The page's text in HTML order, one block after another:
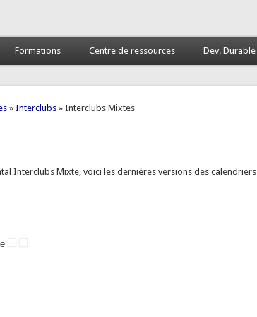
Formations Centre de ressources Dev. Durable
»Interclubs » Interclubs Mixtes
Interclubs Mixte, voici les dernières versions des calendriers